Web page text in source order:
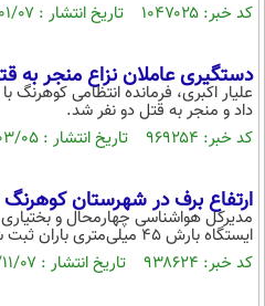
کد خبر: ۱۰۴۷۰۲۵ تاریخ انتشار : ۱۴۰۴/۰۱/۰۷
دستگیری عاملان نزاع منجر به
علیار اکبری، فرمانده انتظامی
داد و منجر به قتل دو نفر شد.
کد خبر: ۹۶۹۲۵۴ تاریخ انتشار : ۱۴۰۳/۰۳/۰۵
ارتفاع برف در شهرستان کوهرنگ به ۳۲ سانتی‌متر
ایستگاه بارش ۴۵ میلی‌متری باران ثبت شده است.
کد خبر: ۹۳۸۶۲۴ تاریخ انتشار : ۱۴۰۲/۱۱/۰۷